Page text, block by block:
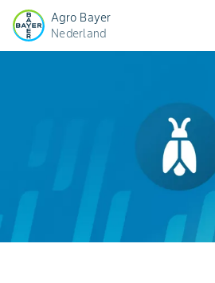
Agro Bayer
Nederland